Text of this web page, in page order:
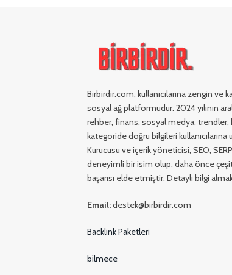
Birbirdir.com, kullanıcılarına zengin ve
sosyal ağ platformudur. 2024 yılının
rehber, finans, sosyal medya, trendler,
kategoride doğru bilgileri kullanıcılarına
Kurucusu ve içerik yöneticisi, SEO,
deneyimli bir isim olup, daha önce
başarısı elde etmiştir. Detaylı bilgi
Email:destek@birbirdir.com
Backlink Paketleri
bilmece